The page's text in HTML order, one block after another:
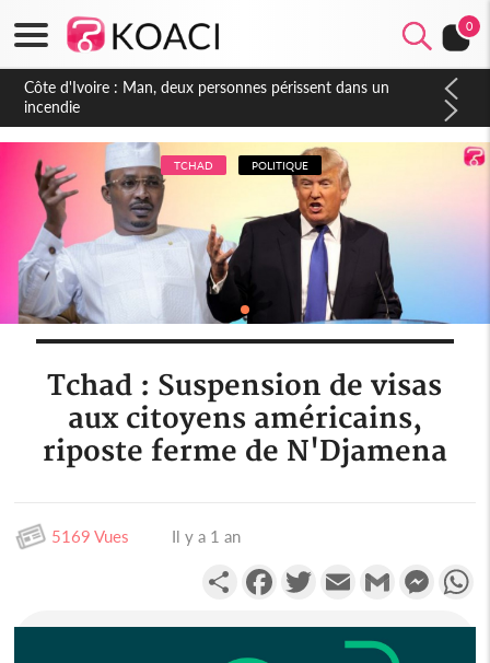
0
TCHAD POLITIQUE
Tchad : Suspension de visas
aux citoyens américains,
riposte ferme de N'Djamena
5169 Vues Il y a 1 an
PartagerFacebookTwitterEmail Gmail